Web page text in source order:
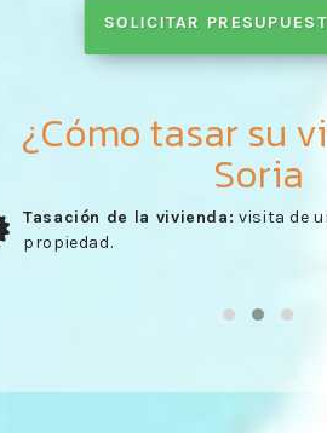
SOLICITAR
¿Cómo tasar su
Soria
Envío del informe:entrega del
realizado por nuestros